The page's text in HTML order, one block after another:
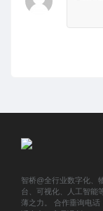
智桥@全行业数字化、
台、可视化、人工智能
薄之力。 合作垂询电话